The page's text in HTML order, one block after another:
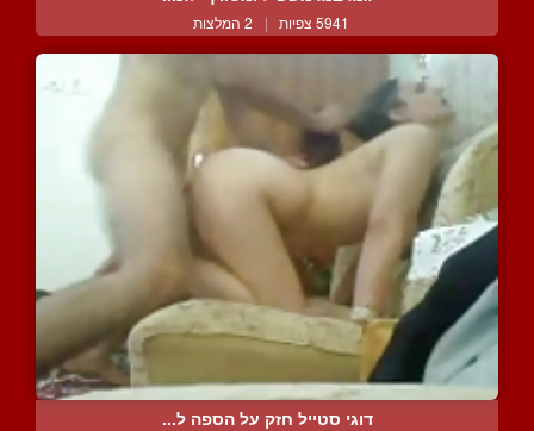
5941 צפיות | 2 המלצות
דוגי סטייל חזק על הספה ל...